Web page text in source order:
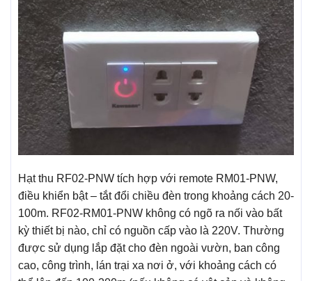
Hạt thu RF02-PNW tích hợp với remote RM01-PNW,
điều khiển bật – tắt đổi chiều đèn trong khoảng cách 20-
100m. RF02-RM01-PNW không có ngõ ra nối vào bất
kỳ thiết bị nào, chỉ có nguồn cấp vào là 220V. Thường
được sử dụng lắp đặt cho đèn ngoài vườn, ban công
cao, công trình, lán trại xa nơi ở, với khoảng cách có